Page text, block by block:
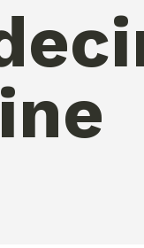
familles
de la santé
émergentes
Sécurité :
Ethique des